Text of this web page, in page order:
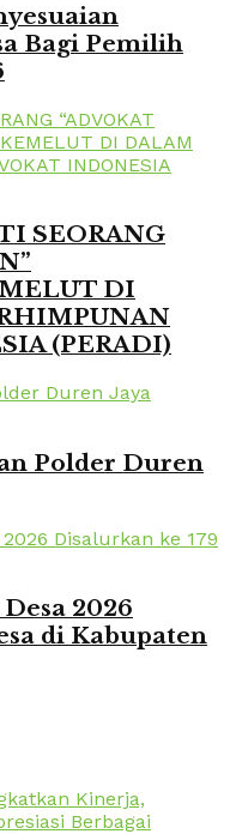
Bagi Pemilih
SEORANG
DI
(PERADI)
Polder Duren
2026
di Kabupaten